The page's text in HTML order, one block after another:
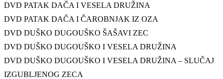
DVD PATAK DAČA I VESELA DRUŽINA
DVD PATAK DAČA I ČAROBNJAK IZ OZA
DVD DUŠKO DUGOUŠKO ŠAŠAVI ZEC
DVD DUŠKO DUGOUŠKO I VESELA DRUŽINA
DVD DUŠKO DUGOUŠKO I VESELA DRUŽINA – SLUČAJ
IZGUBLJENOG ZECA